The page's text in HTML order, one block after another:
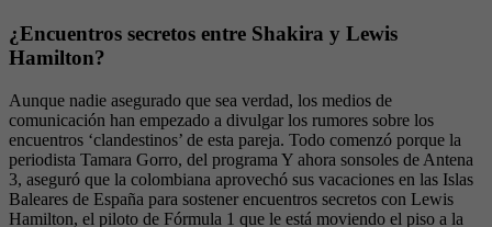
¿Encuentros secretos entre Shakira y Lewis
Hamilton?
Aunque nadie asegurado que sea verdad, los medios de
comunicación han empezado a divulgar los rumores sobre los
encuentros ‘clandestinos’ de esta pareja. Todo comenzó porque la
periodista Tamara Gorro, del programa Y ahora sonsoles de Antena
3, aseguró que la colombiana aprovechó sus vacaciones en las Islas
Baleares de España para sostener encuentros secretos con Lewis
Hamilton, el piloto de Fórmula 1 que le está moviendo el piso a la